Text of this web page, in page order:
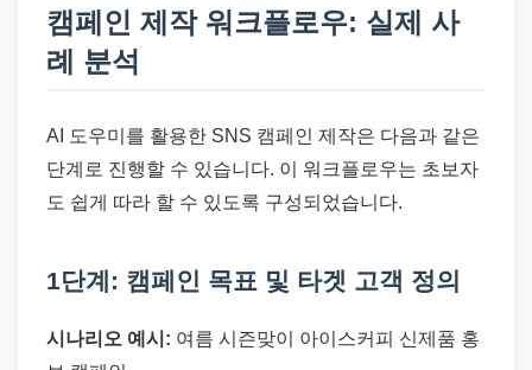
캠페인 제작 워크플로우: 실제 사
례 분석
AI 도우미를 활용한 SNS 캠페인 제작은 다음과 같은
단계로 진행할 수 있습니다. 이 워크플로우는 초보자
도 쉽게 따라 할 수 있도록 구성되었습니다.
1단계: 캠페인 목표 및 타겟 고객 정의
시나리오 예시: 여름 시즌맞이 아이스커피 신제품 홍